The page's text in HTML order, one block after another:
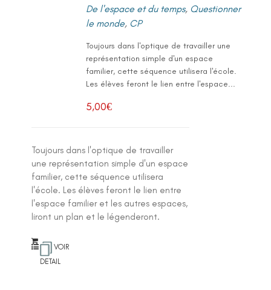
De l'espace et du temps, Questionner
le monde, CP
Toujours dans l'optique de travailler une
représentation simple d'un espace
familier, cette séquence utilisera l'école.
Les élèves feront le lien entre l'espace...
5,00€
Toujours dans l'optique de travailler
une représentation simple d'un espace
familier, cette séquence utilisera
l'école. Les élèves feront le lien entre
l'espace familier et les autres espaces,
liront un plan et le légenderont.
VOIR
DETAIL